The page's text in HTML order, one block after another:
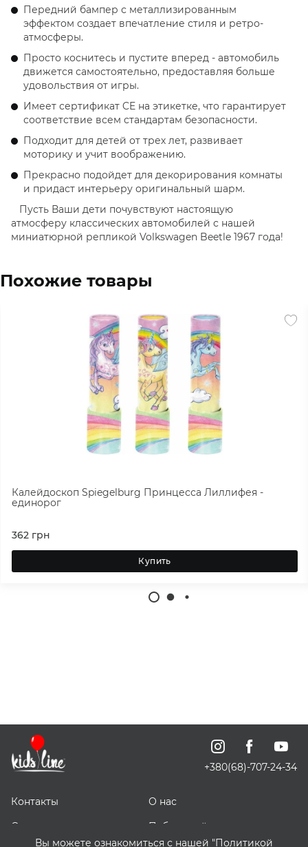
Передний бампер с металлизированным
эффектом создает впечатление стиля и ретро-
атмосферы.
Просто коснитесь и пустите вперед - автомобиль
движется самостоятельно, предоставляя больше
удовольствия от игры.
Имеет сертификат CE на этикетке, что гарантирует
соответствие всем стандартам безопасности.
Подходит для детей от трех лет, развивает
моторику и учит воображению.
Прекрасно подойдет для декорирования комнаты
и придаст интерьеру оригинальный шарм.
Пусть Ваши дети почувствуют настоящую
атмосферу классических автомобилей с нашей
миниатюрной репликой Volkswagen Beetle 1967 года!
Похожие товары
Калейдоскоп Spiegelburg Принцесса Лиллифея -
единорог
362 грн
Купить
+380(68)-707-24-34
Контакты
О нас
Отзывы о нас
Публичный договор
Вы можете ознакомиться с нашей "Политикой